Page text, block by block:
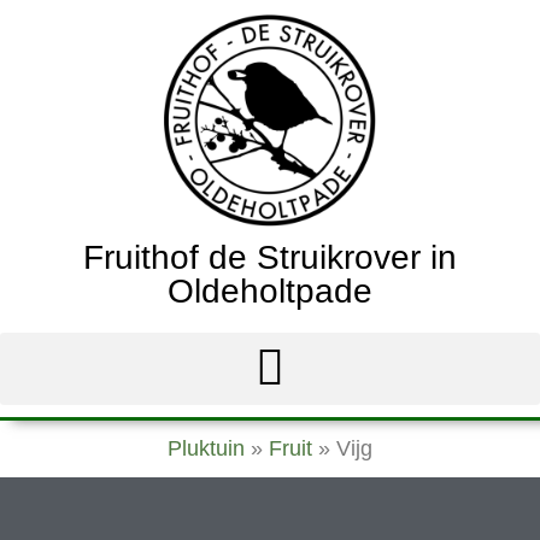
Fruithof de Struikrover in
Oldeholtpade
Pluktuin » Fruit » Vijg